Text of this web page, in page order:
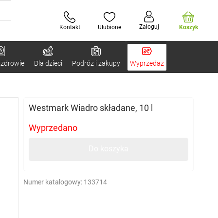
Kontakt Ulubione Zaloguj Koszyk
Dla dzieci Podróż i zakupy Wyprzedaż
Westmark Wiadro składane, 10 l
Wyprzedano
Numer katalogowy: 133714